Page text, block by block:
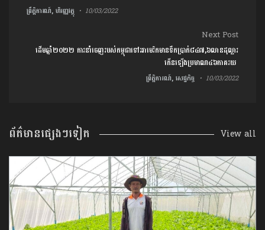
ព្រឹត្តិការណ៍, ហិរញ្ញវត្ថុ 10/03/2022
Next Post
ដើមឆ្នាំ២០២២ ការនាំចេញ​របស់​កម្ពុជា​ទៅអាមេរិក​មានទឹកប្រាក់​៨​៤​៧​,​៦​លាន​ដុល្លារ​
កើន​ឡើងប្រមាណ​៤​៦​ភាគរយ ​
ព្រឹត្តិការណ៍, សេដ្ឋកិច្ច 10/03/2022
ព័ត៌មានផ្សេងៗទៀត View all